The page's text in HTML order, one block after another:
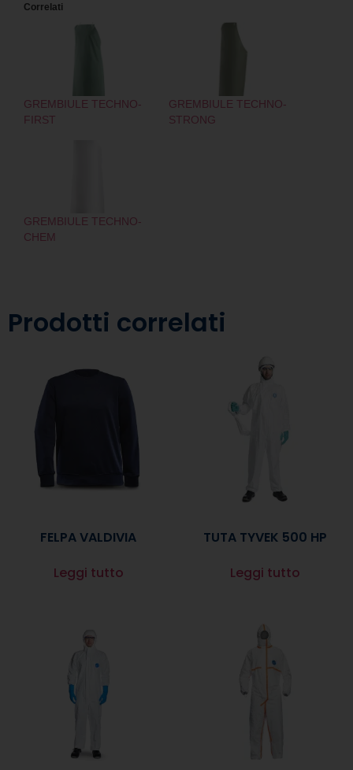
Correlati
GREMBIULE TECHNO-
FIRST
GREMBIULE TECHNO-
STRONG
GREMBIULE TECHNO-
CHEM
Prodotti correlati
FELPA VALDIVIA
Leggi tutto
TUTA TYVEK 500 HP
Leggi tutto